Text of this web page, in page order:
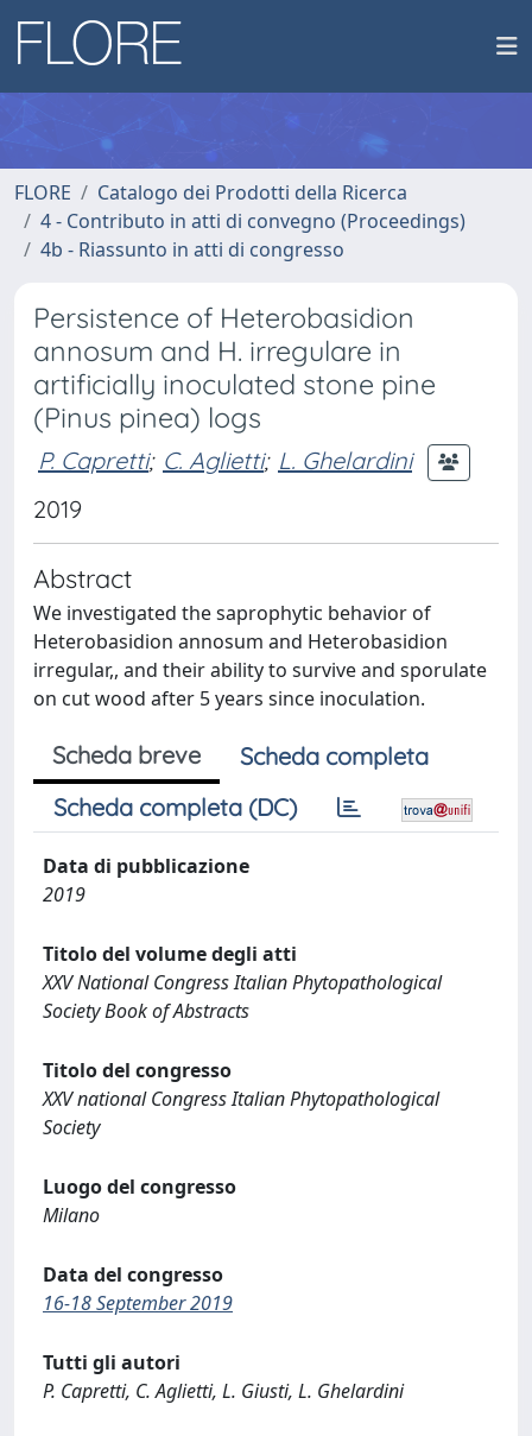
FLORE
Catalogo dei Prodotti della Ricerca
4 - Contributo in atti di convegno (Proceedings)
4b - Riassunto in atti di congresso
Persistence of Heterobasidion
annosum and H. irregulare in
artificially inoculated stone pine
(Pinus pinea) logs
P. Capretti; C. Aglietti; L. Ghelardini
2019
Abstract
We investigated the saprophytic behavior of
Heterobasidion annosum and Heterobasidion
irregular,, and their ability to survive and sporulate
on cut wood after 5 years since inoculation.
Scheda breve
Scheda completa
Scheda completa (DC)
Data di pubblicazione
2019
Titolo del volume degli atti
XXV National Congress Italian Phytopathological
Society Book of Abstracts
Titolo del congresso
XXV national Congress Italian Phytopathological
Society
Luogo del congresso
Milano
Data del congresso
16-18 September 2019
Tutti gli autori
P. Capretti, C. Aglietti, L. Giusti, L. Ghelardini